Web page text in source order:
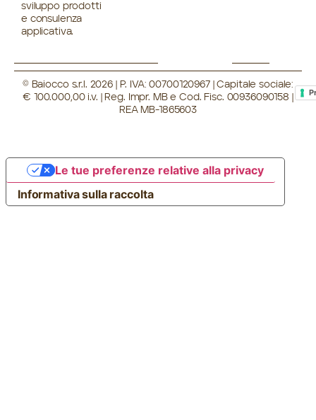
sviluppo prodotti
e consulenza
applicativa.
© Baiocco s.r.l. 2026 | P. IVA: 00700120967 | Capitale sociale:
€ 100.000,00 i.v. | Reg. Impr. MB e Cod. Fisc. 00936090158 |
REA MB-1865603
Informativa sulla raccolta
Le tue preferenze relative alla privacy